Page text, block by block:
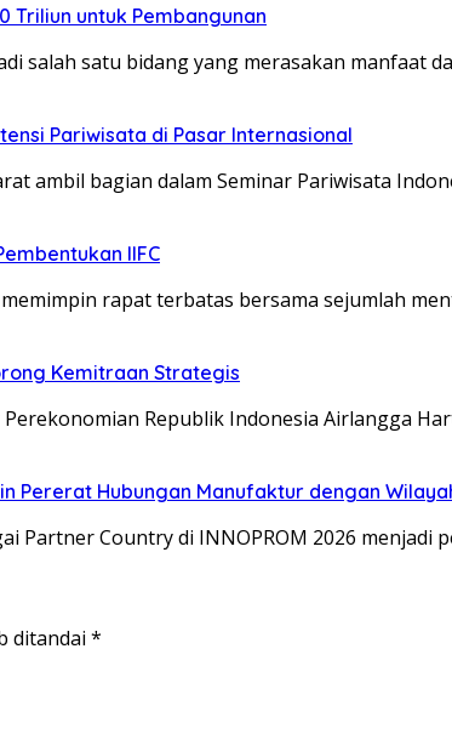
Triliun untuk Pembangunan
salah satu bidang yang merasakan manfaat
Pariwisata di Pasar Internasional
ambil bagian dalam Seminar Pariwisata
IIFC
memimpin rapat terbatas bersama sejumlah
Kemitraan Strategis
Perekonomian Republik Indonesia Airlangga
Pererat Hubungan Manufaktur dengan
Partner Country di INNOPROM 2026 menjadi
ditandai *